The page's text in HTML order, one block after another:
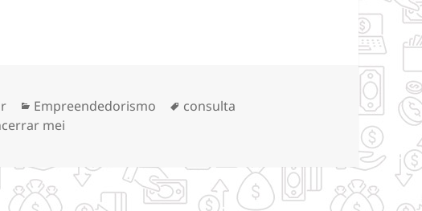
Categorias
Empreendedorismo Tags
consulta
mei